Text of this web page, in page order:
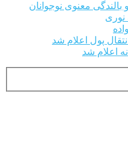
بالندگی معنوی نوجوانان
نوری
پول اعلام شد
اعلام شد